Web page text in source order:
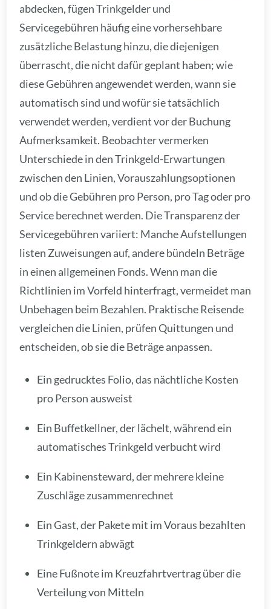
abdecken, fügen Trinkgelder und
Servicegebühren häufig eine vorhersehbare
zusätzliche Belastung hinzu, die diejenigen
überrascht, die nicht dafür geplant haben; wie
diese Gebühren angewendet werden, wann sie
automatisch sind und wofür sie tatsächlich
verwendet werden, verdient vor der Buchung
Aufmerksamkeit. Beobachter vermerken
Unterschiede in den Trinkgeld-Erwartungen
zwischen den Linien, Vorauszahlungsoptionen
und ob die Gebühren pro Person, pro Tag oder pro
Service berechnet werden. Die Transparenz der
Servicegebühren variiert: Manche Aufstellungen
listen Zuweisungen auf, andere bündeln Beträge
in einen allgemeinen Fonds. Wenn man die
Richtlinien im Vorfeld hinterfragt, vermeidet man
Unbehagen beim Bezahlen. Praktische Reisende
vergleichen die Linien, prüfen Quittungen und
entscheiden, ob sie die Beträge anpassen.
Ein gedrucktes Folio, das nächtliche Kosten
pro Person ausweist
Ein Buffetkellner, der lächelt, während ein
automatisches Trinkgeld verbucht wird
Ein Kabinensteward, der mehrere kleine
Zuschläge zusammenrechnet
Ein Gast, der Pakete mit im Voraus bezahlten
Trinkgeldern abwägt
Eine Fußnote im Kreuzfahrtvertrag über die
Verteilung von Mitteln